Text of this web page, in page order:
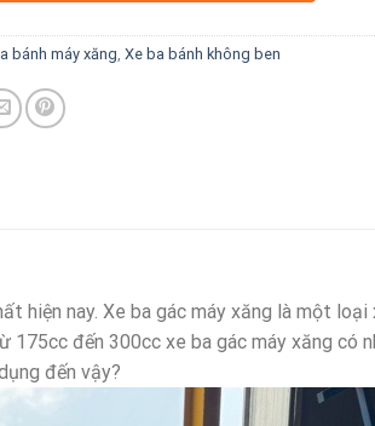
bánh máy xăng Xe ba bánh không ben
hiện nay. Xe ba gác máy xăng là một
đến 300cc xe ba gác máy xăng có
đến vậy?